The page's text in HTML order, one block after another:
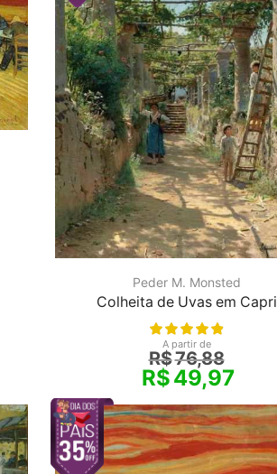
Peder M. Monsted
Colheita de Uvas em Capri
A partir de
R$76,88
R$49,97